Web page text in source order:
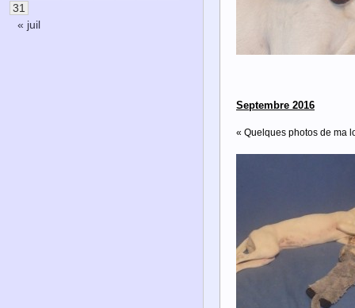
Septembre 2016
« Quelques photos de ma
« juil
31